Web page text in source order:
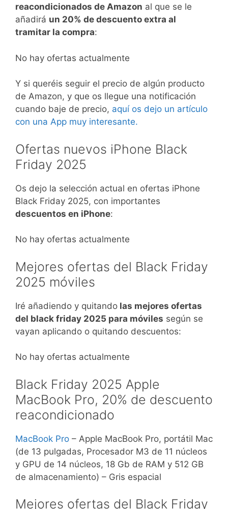
reacondicionados de Amazon al que se le
añadirá un 20% de descuento extra al
tramitar la compra:
No hay ofertas actualmente
Y si queréis seguir el precio de algún producto
de Amazon, y que os llegue una notificación
cuando baje de precio, aquí os dejo un artículo
con una App muy interesante.
Ofertas nuevos iPhone Black
Friday 2025
Os dejo la selección actual en ofertas iPhone
Black Friday 2025, con importantes
descuentos en iPhone:
No hay ofertas actualmente
Mejores ofertas del Black Friday
2025 móviles
Iré añadiendo y quitando las mejores ofertas
del black friday 2025 para móviles según se
vayan aplicando o quitando descuentos:
No hay ofertas actualmente
Black Friday 2025 Apple
MacBook Pro, 20% de descuento
reacondicionado
MacBook Pro – Apple MacBook Pro, portátil Mac
(de 13 pulgadas, Procesador M3 de 11 núcleos
y GPU de 14 núcleos, 18 Gb de RAM y 512 GB
de almacenamiento) – Gris espacial
Mejores ofertas del Black Friday